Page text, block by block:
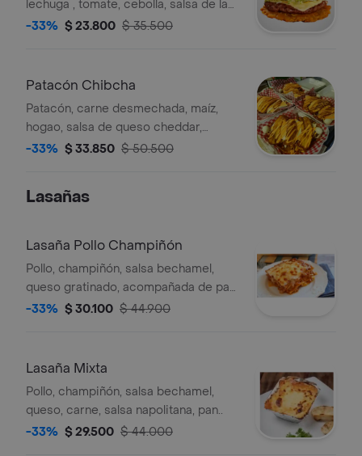
lechuga , tomate, cebolla, salsa de la
casa, papa chip, huevo de codorniz..
-33% $ 23.800 $ 35.500
Patacón Chibcha
Patacón, carne desmechada, maíz,
hogao, salsa de queso cheddar,
huevos de codorniz, queso..
-33% $ 33.850 $ 50.500
Lasañas
Lasaña Pollo Champiñón
Pollo, champiñón, salsa bechamel,
queso gratinado, acompañada de pan
con queso.
-33% $ 30.100 $ 44.900
Lasaña Mixta
Pollo, champiñón, salsa bechamel,
queso, carne, salsa napolitana, pan..
-33% $ 29.500 $ 44.000